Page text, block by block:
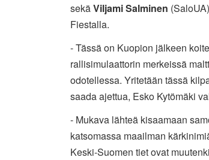
sekäViljami Salminen
Fiestalla.
- Tässä on Kuopion jälkeen
rallisimulaattorin merkeissä
odotellessa. Yritetään tässä
saada ajettua, Esko Kytömäki
- Mukava lähteä kisaamaan
katsomassa maailman
Keski-Suomen tiet ovat